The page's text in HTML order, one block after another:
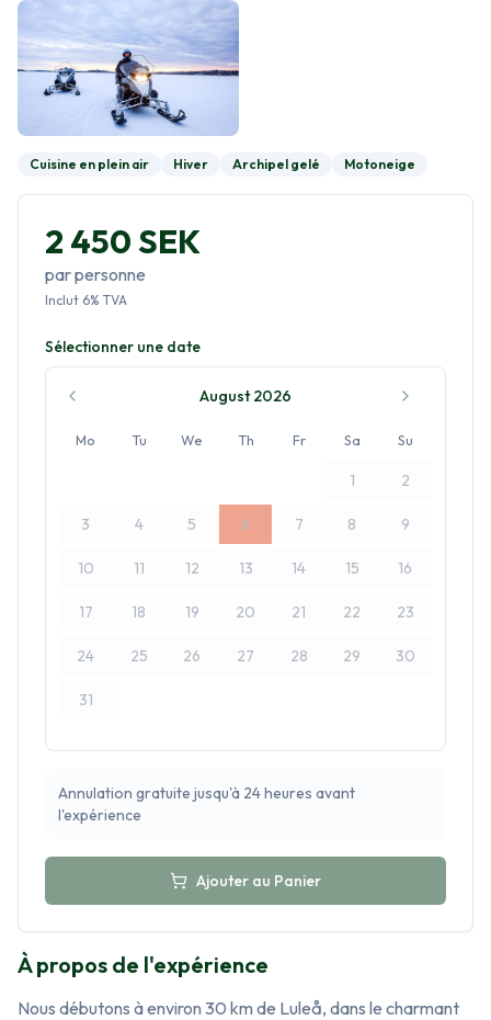
Cuisine en plein air Hiver Archipel gelé Motoneige
2 450 SEK
par personne
Inclut 6% TVA
Sélectionner une date
August 2026
Mo Tu We Th Fr Sa Su
1 2
3 4 5 6 7 8 9
10 11 12 13 14 15 16
17 18 19 20 21 22 23
24 25 26 27 28 29 30
31
Annulation gratuite jusqu'à 24 heures avant
l'expérience
Ajouter au Panier
À propos de l'expérience
Nous débutons à environ 30 km de Luleå, dans le charmant